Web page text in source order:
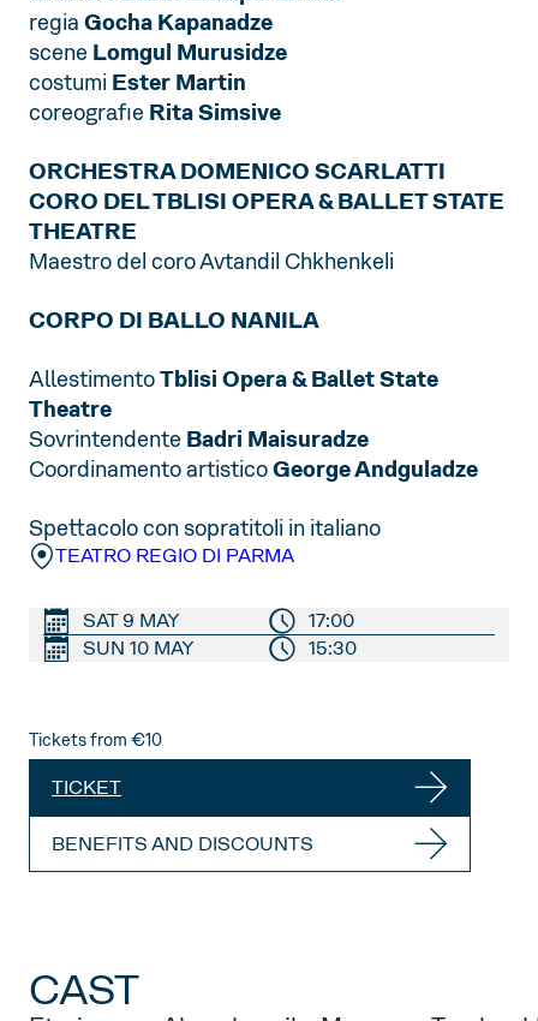
regia Gocha Kapanadze
scene Lomgul Murusidze
costumi Ester Martin
coreografie Rita Simsive
ORCHESTRA DOMENICO SCARLATTI
CORO DEL TBLISI OPERA & BALLET STATE
THEATRE
Maestro del coro Avtandil Chkhenkeli
CORPO DI BALLO NANILA
AllestimentoTblisi Opera & Ballet State
Theatre
Sovrintendente Badri Maisuradze
Coordinamento artisticoGeorge Andguladze
Spettacolo con sopratitoli in italiano
TEATRO REGIO DI PARMA
SAT 9 MAY
17:00
SUN 10 MAY
15:30
Tickets from €10
TICKET
BENEFITS AND DISCOUNTS
CAST